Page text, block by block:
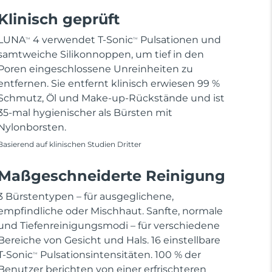
geprüft
TM 4 verwendet T-SonicTM
Pulsationen und
Silikonnoppen, um tief in den
eingeschlossene Unreinheiten zu
Sie entfernt klinisch erwiesen 99 %
Öl und Make-up-Rückstände und ist
mal hygienischer als Bürsten mit
auf klinischen Studien Dritter
Reinigung
Bürstentypen – für ausgeglichene,
oder Mischhaut. Sanfte, normale
Tiefenreinigungsmodi – für verschiedene
von Gesicht und Hals. 16 einstellbare
SonicTM
Pulsationsintensitäten. 100 % der
berichten von einer erfrischteren